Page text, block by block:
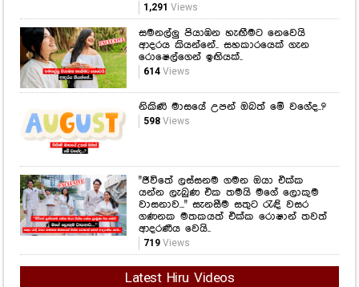
1,291 Views
සමනල්ලු පියාඹන හැඟීමට නෙවෙයි
ආදරය කියන්නේ.. සහකාරයෙක් ගැන
රොෂෙල්ගෙන් ඉඟියක්..
614Views
නිකිණි මාසයේ උපන් ඔබත් මේ වගේද..?
598Views
"ජීවිතේ ලස්සනම ගමන ඔයා එක්ක
යන්න ලැබුණ එක තමයි මගේ ලොකුම
වාසනාව..." සැනසීම සතුට රැඳි වසර
ගණනක මතකයත් එක්ක රොෂාන් තවත්
ආදරණීය වෙයි..
719Views
Latest Hiru Videos